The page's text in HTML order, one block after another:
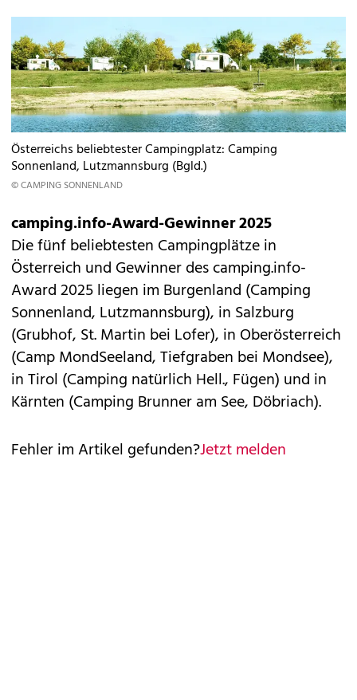
Österreichs beliebtester Campingplatz: Camping
Sonnenland, Lutzmannsburg (Bgld.)
© CAMPING SONNENLAND
camping.info-Award-Gewinner 2025
Die fünf beliebtesten Campingplätze in
Österreich und Gewinner des camping.info-
Award 2025 liegen im Burgenland (Camping
Sonnenland, Lutzmannsburg), in Salzburg
(Grubhof, St. Martin bei Lofer), in Oberösterreich
(Camp MondSeeland, Tiefgraben bei Mondsee),
in Tirol (Camping natürlich Hell., Fügen) und in
Kärnten (Camping Brunner am See, Döbriach).
Fehler im Artikel gefunden?Jetzt melden